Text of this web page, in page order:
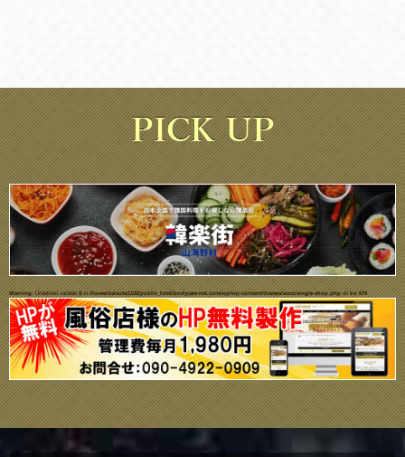
Warning: Undefined variable $i in/home/daisuke1102/public_html/bodycare-net.com/wp/wp-content/themes/ecco/single-shop.phpon line679